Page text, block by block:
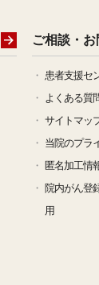
き」令和8年4
」一覧」を掲載
お知らせ
き」令和8年3
ご相談・
患者支援セ
よくある質
サイトマッ
当院のプラ
匿名加工情
院内がん登
用